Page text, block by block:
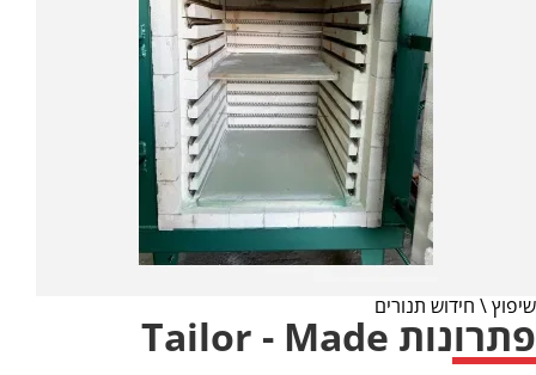
שיפוץ \ חידוש תנורים
פתרונות Tailor - Made